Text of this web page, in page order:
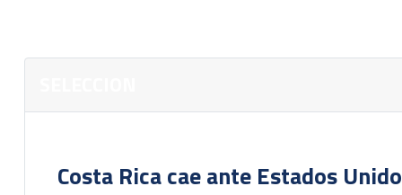
Costa Rica cae ante Estados